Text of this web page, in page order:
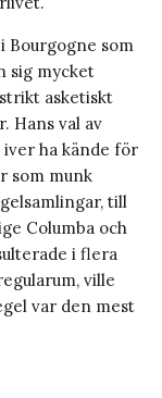
Bourgogne som
sig mycket
asketiskt
Hans val av
ha kände för
som munk
till
Columba och
i flera
ville
var den mest